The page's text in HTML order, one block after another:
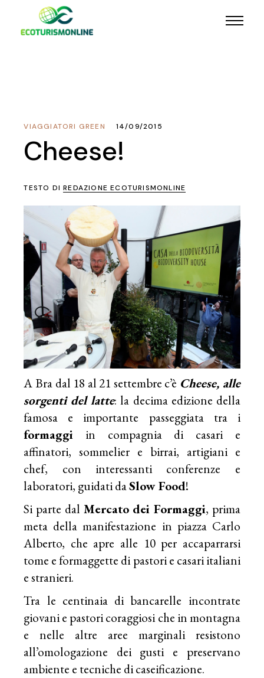
VIAGGIATORI GREEN 14/09/2015
Cheese!
TESTO DIREDAZIONE ECOTURISMONLINE
A Bra dal 18 al 21 settembre c’è Cheese, alle
sorgenti del latte: la decima edizione della
famosa e importante passeggiata tra i
formaggi in compagnia di casari e
affinatori, sommelier e birrai, artigiani e
chef, con interessanti conferenze e
laboratori, guidati daSlow Food!
Si parte dal Mercato dei Formaggi, prima
meta della manifestazione in piazza Carlo
Alberto, che apre alle 10 per accaparrarsi
tome e formaggette di pastori e casari italiani
e stranieri.
Tra le centinaia di bancarelle incontrate
giovani e pastori coraggiosi che in montagna
e nelle altre aree marginali resistono
all’omologazione dei gusti e preservano
ambiente e tecniche di caseificazione.